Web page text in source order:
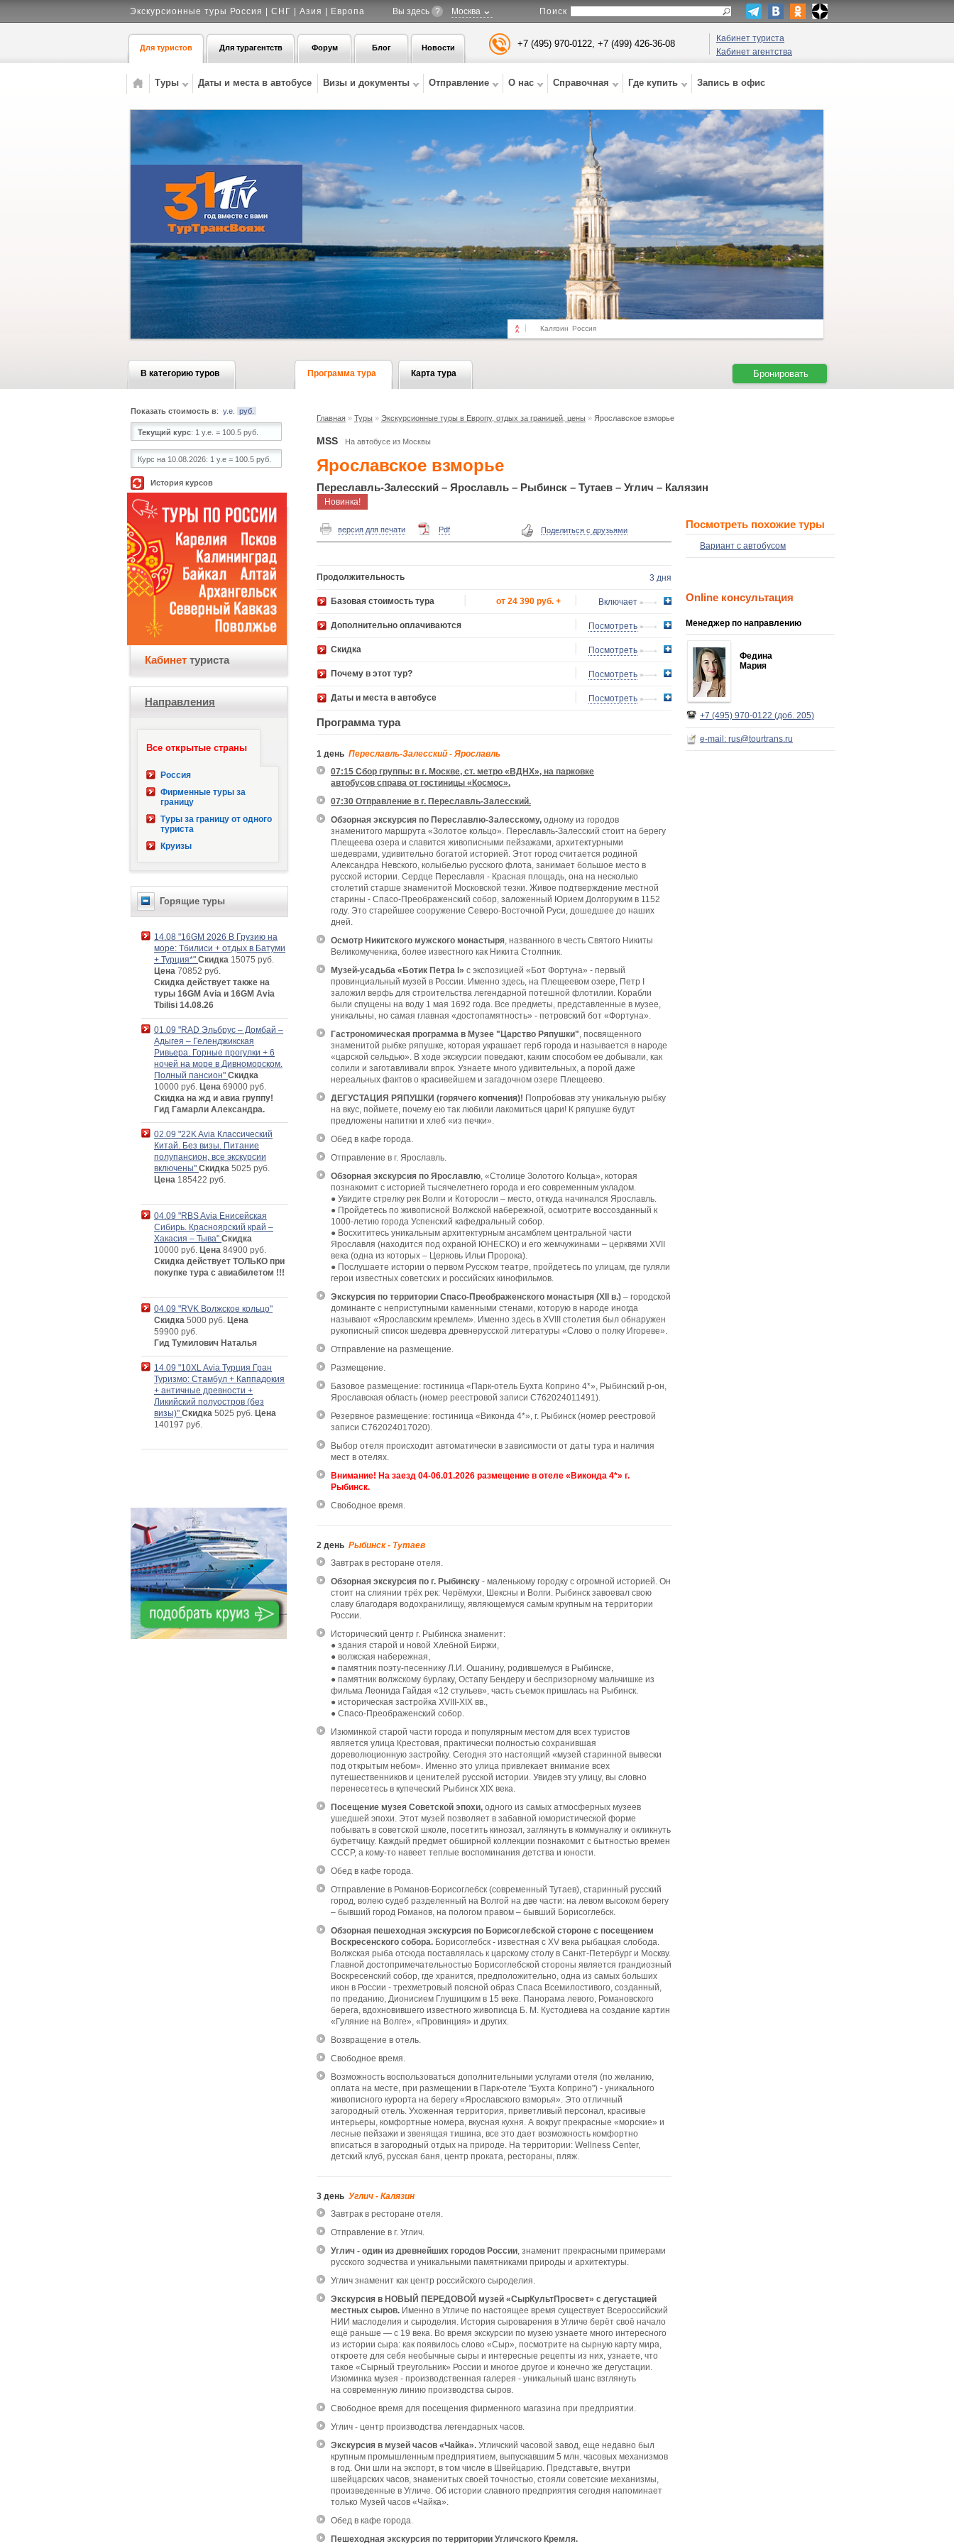
Экскурсионные туры Россия | СНГ | Азия | Европа Вы здесь ? Москва Поиск
Для туристов Для турагентств Форум Блог Новости
Кабинет туриста
Кабинет агентства
+7 (495) 970-0122, +7 (499) 426-36-08
Туры Даты и места в автобусе Визы и документы Отправление О нас Справочная Где купить Запись в офис
Калязин Россия
В категорию туров Программа тура Карта тура Бронировать
Главная » Туры » Экскурсионные туры в Европу, отдых за границей, цены » Ярославское взморье
MSS На автобусе из Москвы
Ярославское взморье
Переславль-Залесский – Ярославль – Рыбинск – Тутаев – Углич – Калязин
Новинка!
версия для печати Pdf Поделиться с друзьями
Продолжительность 3 дня
Базовая стоимость тура от 24 390 руб. + Включает
Дополнительно оплачиваются Посмотреть
Скидка Посмотреть
Почему в этот тур? Посмотреть
Даты и места в автобусе Посмотреть
Программа тура
1 день Переславль-Залесский - Ярославль
07:15 Сбор группы: в г. Москве, ст. метро «ВДНХ», на парковке
автобусов справа от гостиницы «Космос».
07:30 Отправление в г. Переславль-Залесский.
Обзорная экскурсия по Переславлю-Залесскому, одному из городов
знаменитого маршрута «Золотое кольцо». Переславль-Залесский стоит на берегу
Плещеева озера и славится живописными пейзажами, архитектурными
шедеврами, удивительно богатой историей. Этот город считается родиной
Александра Невского, колыбелью русского флота, занимает большое место в
русской истории. Сердце Переславля - Красная площадь, она на несколько
столетий старше знаменитой Московской тезки. Живое подтверждение местной
старины - Спасо-Преображенский собор, заложенный Юрием Долгоруким в 1152
году. Это старейшее сооружение Северо-Восточной Руси, дошедшее до наших
дней.
Осмотр Никитского мужского монастыря, названного в честь Святого Никиты
Великомученика, более известного как Никита Столпник.
Музей-усадьба «Ботик Петра I» с экспозицией «Бот Фортуна» - первый
провинциальный музей в России. Именно здесь, на Плещеевом озере, Петр I
заложил верфь для строительства легендарной потешной флотилии. Корабли
были спущены на воду 1 мая 1692 года. Все предметы, представленные в музее,
уникальны, но самая главная «достопамятность» - петровский бот «Фортуна».
Гастрономическая программа в Музее "Царство Ряпушки", посвященного
знаменитой рыбке ряпушке, которая украшает герб города и называется в народе
«царской сельдью». В ходе экскурсии поведают, каким способом ее добывали, как
солили и заготавливали впрок. Узнаете много удивительных, а порой даже
нереальных фактов о красивейшем и загадочном озере Плещеево.
ДЕГУСТАЦИЯ РЯПУШКИ (горячего копчения)! Попробовав эту уникальную рыбку
на вкус, поймете, почему ею так любили лакомиться цари! К ряпушке будут
предложены напитки и хлеб «из печки».
Обед в кафе города.
Отправление в г. Ярославль.
Обзорная экскурсия по Ярославлю, «Столице Золотого Кольца», которая
познакомит с историей тысячелетнего города и его современным укладом.
● Увидите стрелку рек Волги и Которосли – место, откуда начинался Ярославль.
● Пройдетесь по живописной Волжской набережной, осмотрите воссозданный к
1000-летию города Успенский кафедральный собор.
● Восхититесь уникальным архитектурным ансамблем центральной части
Ярославля (находится под охраной ЮНЕСКО) и его жемчужинами – церквями XVII
века (одна из которых – Церковь Ильи Пророка).
● Послушаете истории о первом Русском театре, пройдетесь по улицам, где гуляли
герои известных советских и российских кинофильмов.
Экскурсия по территории Спасо-Преображенского монастыря (XII в.) – городской
доминанте с неприступными каменными стенами, которую в народе иногда
называют «Ярославским кремлем». Именно здесь в XVIII столетия был обнаружен
рукописный список шедевра древнерусской литературы «Слово о полку Игореве».
Отправление на размещение.
Размещение.
Базовое размещение: гостиница «Парк-отель Бухта Коприно 4*», Рыбинский р-он,
Ярославская область (номер реестровой записи С762024011491).
Резервное размещение: гостиница «Виконда 4*», г. Рыбинск (номер реестровой
записи С762024017020).
Выбор отеля происходит автоматически в зависимости от даты тура и наличия
мест в отелях.
Внимание! На заезд 04-06.01.2026 размещение в отеле «Виконда 4*» г.
Рыбинск.
Свободное время.
2 день Рыбинск - Тутаев
Завтрак в ресторане отеля.
Обзорная экскурсия по г. Рыбинску - маленькому городку с огромной историей. Он
стоит на слиянии трёх рек: Черёмухи, Шексны и Волги. Рыбинск завоевал свою
славу благодаря водохранилищу, являющемуся самым крупным на территории
России.
Исторический центр г. Рыбинска знаменит:
● здания старой и новой Хлебной Биржи,
● волжская набережная,
● памятник поэту-песеннику Л.И. Ошанину, родившемуся в Рыбинске,
● памятник волжскому бурлаку, Остапу Бендеру и беспризорному мальчишке из
фильма Леонида Гайдая «12 стульев», часть съемок пришлась на Рыбинск.
● историческая застройка XVIII-XIX вв.,
● Спасо-Преображенский собор.
Изюминкой старой части города и популярным местом для всех туристов
является улица Крестовая, практически полностью сохранившая
дореволюционную застройку. Сегодня это настоящий «музей старинной вывески
под открытым небом». Именно это улица привлекает внимание всех
путешественников и ценителей русской истории. Увидев эту улицу, вы словно
перенесетесь в купеческий Рыбинск XIX века.
Посещение музея Советской эпохи, одного из самых атмосферных музеев
ушедшей эпохи. Этот музей позволяет в забавной юмористической форме
побывать в советской школе, посетить кинозал, заглянуть в коммуналку и окликнуть
буфетчицу. Каждый предмет обширной коллекции познакомит с бытностью времен
СССР, а кому-то навеет теплые воспоминания детства и юности.
Обед в кафе города.
Отправление в Романов-Борисоглебск (современный Тутаев), старинный русский
город, волею судеб разделенный на Волгой на две части: на левом высоком берегу
– бывший город Романов, на пологом правом – бывший Борисоглебск.
Обзорная пешеходная экскурсия по Борисоглебской стороне с посещением
Воскресенского собора. Борисоглебск - известная с XV века рыбацкая слобода.
Волжская рыба отсюда поставлялась к царскому столу в Санкт-Петербург и Москву.
Главной достопримечательностью Борисоглебской стороны является грандиозный
Воскресенский собор, где хранится, предположительно, одна из самых больших
икон в России - трехметровый поясной образ Спаса Всемилостивого, созданный,
по преданию, Дионисием Глушицким в 15 веке. Панорама левого, Романовского
берега, вдохновившего известного живописца Б. М. Кустодиева на создание картин
«Гуляние на Волге», «Провинция» и других.
Возвращение в отель.
Свободное время.
Возможность воспользоваться дополнительными услугами отеля (по желанию,
оплата на месте, при размещении в Парк-отеле "Бухта Коприно") - уникального
живописного курорта на берегу «Ярославского взморья». Это отличный
загородный отель. Ухоженная территория, приветливый персонал, красивые
интерьеры, комфортные номера, вкусная кухня. А вокруг прекрасные «морские» и
лесные пейзажи и звенящая тишина, все это дает возможность комфортно
вписаться в загородный отдых на природе. На территории: Wellness Center,
детский клуб, русская баня, центр проката, рестораны, пляж.
3 день Углич - Калязин
Завтрак в ресторане отеля.
Отправление в г. Углич.
Углич - один из древнейших городов России, знаменит прекрасными примерами
русского зодчества и уникальными памятниками природы и архитектуры.
Углич знаменит как центр российского сыроделия.
Экскурсия в НОВЫЙ ПЕРЕДОВОЙ музей «СырКультПросвет» с дегустацией
местных сыров. Именно в Угличе по настоящее время существует Всероссийский
НИИ маслоделия и сыроделия. История сыроварения в Угличе берёт своё начало
ещё раньше — с 19 века. Во время экскурсии по музею узнаете много интересного
из истории сыра: как появилось слово «Сыр», посмотрите на сырную карту мира,
откроете для себя необычные сыры и интересные рецепты из них, узнаете, что
такое «Сырный треугольник» России и многое другое и конечно же дегустации.
Изюминка музея - производственная галерея - уникальный шанс взглянуть
на современную линию производства сыров.
Свободное время для посещения фирменного магазина при предприятии.
Углич - центр производства легендарных часов.
Экскурсия в музей часов «Чайка». Угличский часовой завод, еще недавно был
крупным промышленным предприятием, выпускавшим 5 млн. часовых механизмов
в год. Они шли на экспорт, в том числе в Швейцарию. Представьте, внутри
швейцарских часов, знаменитых своей точностью, стояли советские механизмы,
произведенные в Угличе. Об истории славного предприятия сегодня напоминает
только Музей часов «Чайка».
Обед в кафе города.
Пешеходная экскурсия по территории Угличского Кремля.
Посмотреть похожие туры
Вариант с автобусом
Online консультация
Менеджер по направлению
Федина
Мария
+7 (495) 970-0122 (доб. 205)
e-mail: rus@tourtrans.ru
Показать стоимость в: у.е. руб.
Текущий курс: 1 у.е. = 100.5 руб.
Курс на 10.08.2026: 1 у.е = 100.5 руб.
История курсов
Кабинет туриста
Направления
Все открытые страны
Россия
Фирменные туры за
границу
Туры за границу от одного
туриста
Круизы
Горящие туры
14.08 "16GM 2026 В Грузию на
море: Тбилиси + отдых в Батуми
+ Турция*" Скидка 15075 руб.
Цена 70852 руб.
Скидка действует также на
туры 16GM Avia и 16GM Avia
Tbilisi 14.08.26
01.09 "RAD Эльбрус – Домбай –
Адыгея – Геленджикская
Ривьера. Горные прогулки + 6
ночей на море в Дивноморском.
Полный пансион" Скидка
10000 руб. Цена 69000 руб.
Скидка на жд и авиа группу!
Гид Гамарли Александра.
02.09 "22K Avia Классический
Китай. Без визы. Питание
полупансион, все экскурсии
включены" Скидка 5025 руб.
Цена 185422 руб.
04.09 "RBS Avia Енисейская
Сибирь. Красноярский край –
Хакасия – Тыва" Скидка
10000 руб. Цена 84900 руб.
Скидка действует ТОЛЬКО при
покупке тура с авиабилетом !!!
04.09 "RVK Волжское кольцо"
Скидка 5000 руб. Цена
59900 руб.
Гид Тумилович Наталья
14.09 "10XL Avia Турция Гран
Туризмо: Стамбул + Каппадокия
+ античные древности +
Ликийский полуостров (без
визы)" Скидка 5025 руб. Цена
140197 руб.